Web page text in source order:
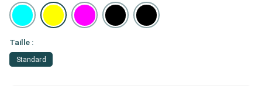
Taille :
Standard